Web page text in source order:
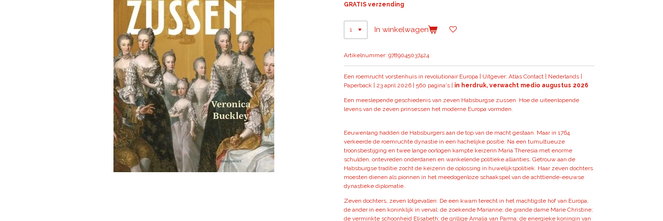
GRATIS verzending
In winkelwagen
Artikelnummer: 9789045037424
Een roemrucht vorstenhuis in revolutionair Europa | Uitgever: Atlas Contact | Nederlands |
Paperback | 23 april 2026 | 560 pagina's | in herdruk, verwacht medio augustus 2026
Een meeslepende geschiedenis van zeven Habsburgse zussen. Hoe de uiteenlopende
levens van de zeven prinsessen het moderne Europa vormden.
Eeuwenlang hadden de Habsburgers aan de top van de macht gestaan. Maar in 1764
verkeerde de roemruchte dynastie in een hachelijke positie. Na een tumultueuze
troonsbestijging en twee lange oorlogen kampte keizerin Maria Theresia met enorme
schulden, ontevreden onderdanen en wankelende politieke allianties. Getrouw aan de
Habsburgse traditie zocht de keizerin de oplossing in huwelijkspolitiek. Haar zeven dochters
moesten dienen als pionnen in het meedogenloze schaakspel van de achttiende-eeuwse
dynastieke diplomatie.
Zeven dochters, zeven lotgevallen: De een kwam terecht in het machtigste hof van Europa,
de ander in een koninklijk in verval: de zoekende Marianne; de grande dame Marie Christine;
de verminkte schoonheid Elisabeth; de grillige Amalia van Parma; de energieke koningin van